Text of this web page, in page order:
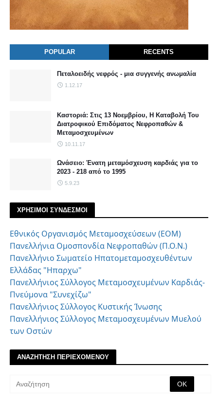
POPULAR RECENTS
Πεταλοειδής νεφρός - μια συγγενής ανωμαλία
1.12.17
Καστοριά: Στις 13 Νοεμβρίου, Η Καταβολή Του
Διατροφικού Επιδόματος Νεφροπαθών &
Μεταμοσχευμένων
10.11.17
Ωνάσειο: Ένατη μεταμόσχευση καρδιάς για το
2023 - 218 από το 1995
5.9.23
ΧΡΗΣΙΜΟΙ ΣΥΝΔΕΣΜΟΙ
Εθνικός Οργανισμός Μεταμοσχεύσεων (ΕΟΜ)
Πανελλήνια Ομοσπονδία Νεφροπαθών (Π.Ο.Ν.)
Πανελλήνιο Σωματείο Ηπατομεταμοσχευθέντων
Ελλάδας "Ηπαρχω"
Πανελλήνιος Σύλλογος Μεταμοσχευμένων Καρδιάς-
Πνεύμονα "Συνεχίζω"
Πανελλήνιος Σύλλογος Κυστικής Ίνωσης
Πανελλήνιος Σύλλογος Μεταμοσχευμένων Μυελού
των Οστών
ΑΝΑΖΗΤΗΣΗ ΠΕΡΙΕΧΟΜΕΝΟΥ